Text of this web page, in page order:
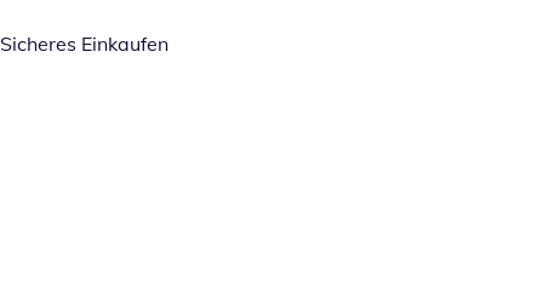
Sicheres Einkaufen